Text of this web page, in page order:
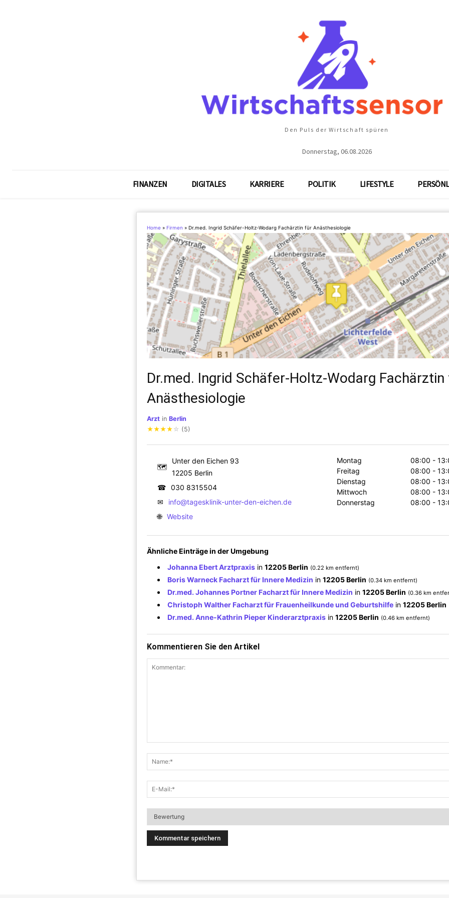
Den Puls der Wirtschaft spüren
Donnerstag, 06.08.2026
FINANZEN DIGITALES KARRIERE POLITIK LIFESTYLE
Home » Firmen » Dr.med. Ingrid Schäfer-Holtz-Wodarg Fachärztin für Anästhesiologie
Dr.med. Ingrid Schäfer-Holtz-Wodarg
Anästhesiologie
Arzt in Berlin
★★★★ ☆ (5)
🗺
Unter den Eichen 93
12205 Berlin
☎ 030 8315504
✉
info@tagesklinik-unter-den-eichen.de
🌐 Website
Montag
08:00 -
Freitag
08:00 -
Dienstag
08:00 -
Mittwoch
08:00 -
Donnerstag
08:00 -
Ähnliche Einträge in der Umgebung
Johanna Ebert Arztpraxis in 12205 Berlin (0.22 km entfernt)
Boris Warneck Facharzt für Innere Medizin in 12205 Berlin (0.34 km entfernt)
Dr.med. Johannes Portner Facharzt für Innere Medizin in 12205 Berlin (0.36 km
Christoph Walther Facharzt für Frauenheilkunde und Geburtshilfe in 12205 Berlin
Dr.med. Anne-Kathrin Pieper Kinderarztpraxis in 12205 Berlin (0.46 km entfernt)
Kommentieren Sie den Artikel